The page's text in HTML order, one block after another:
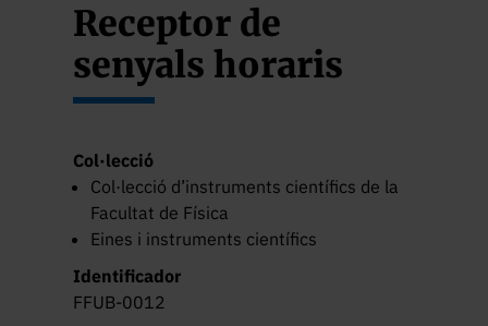
Receptor de
senyals horaris
Col·lecció
Col·lecció d’instruments científics de la
Facultat de Física
Eines i instruments científics
Identificador
FFUB-0012